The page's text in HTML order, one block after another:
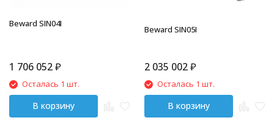
Beward SIN04I
1 706 052₽
Осталась 1 шт.
В корзину
Beward SIN05I
2 035 002₽
Осталась 1 шт.
В корзину